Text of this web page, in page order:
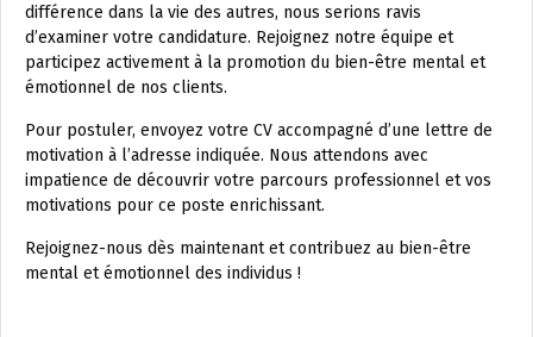
différence dans la vie des autres, nous serions ravis
d’examiner votre candidature. Rejoignez notre équipe et
participez activement à la promotion du bien-être mental et
émotionnel de nos clients.
Pour postuler, envoyez votre CV accompagné d’une lettre de
motivation à l’adresse indiquée. Nous attendons avec
impatience de découvrir votre parcours professionnel et vos
motivations pour ce poste enrichissant.
Rejoignez-nous dès maintenant et contribuez au bien-être
mental et émotionnel des individus !